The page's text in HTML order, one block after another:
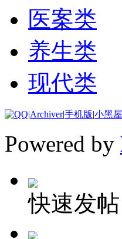
医案类
养生类
现代类
|Archiver|手机版|小黑屋
Powered by
快速发帖